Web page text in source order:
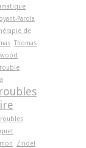
Parola
de
Thomas
Zindel